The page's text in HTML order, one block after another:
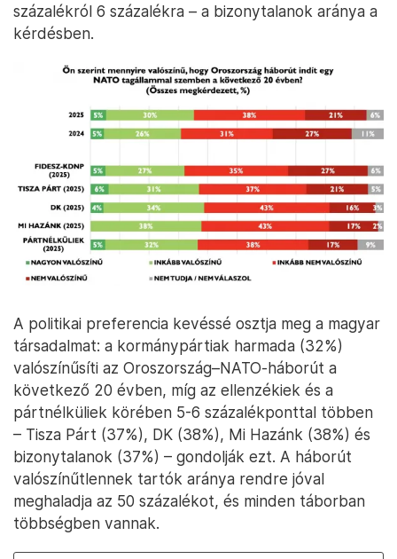
százalékról 6 százalékra – a bizonytalanok aránya a
kérdésben.
A politikai preferencia kevéssé osztja meg a magyar
társadalmat: a kormánypártiak harmada (32%)
valószínűsíti az Oroszország–NATO-háborút a
következő 20 évben, míg az ellenzékiek és a
pártnélküliek körében 5-6 százalékponttal többen
– Tisza Párt (37%), DK (38%), Mi Hazánk (38%) és
bizonytalanok (37%) – gondolják ezt. A háborút
valószínűtlennek tartók aránya rendre jóval
meghaladja az 50 százalékot, és minden táborban
többségben vannak.